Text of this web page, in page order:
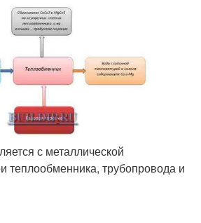
с металлической
теплообменника, трубопровода и